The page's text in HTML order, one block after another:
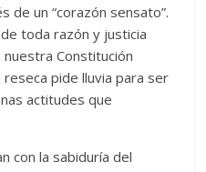
de un “corazón sensato”.
toda razón y justicia
Constitución
pide lluvia para ser
actitudes que
con la sabiduría del